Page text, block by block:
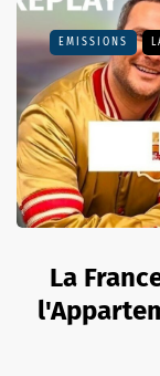
EMISSIONS
La